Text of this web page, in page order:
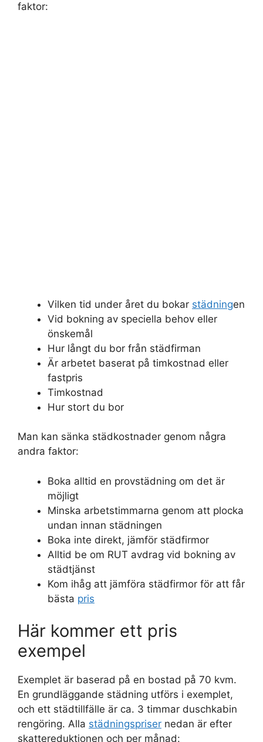
faktor:
Vilken tid under året du bokar städningen
Vid bokning av speciella behov eller
önskemål
Hur långt du bor från städfirman
Är arbetet baserat på timkostnad eller
fastpris
Timkostnad
Hur stort du bor
Man kan sänka städkostnader genom några
andra faktor:
Boka alltid en provstädning om det är
möjligt
Minska arbetstimmarna genom att plocka
undan innan städningen
Boka inte direkt, jämför städfirmor
Alltid be om RUT avdrag vid bokning av
städtjänst
Kom ihåg att jämföra städfirmor för att får
bästa pris
Här kommer ett pris
exempel
Exemplet är baserad på en bostad på 70 kvm.
En grundläggande städning utförs i exemplet,
och ett städtillfälle är ca. 3 timmar duschkabin
rengöring. Alla städningspriser nedan är efter
skattereduktionen och per månad: